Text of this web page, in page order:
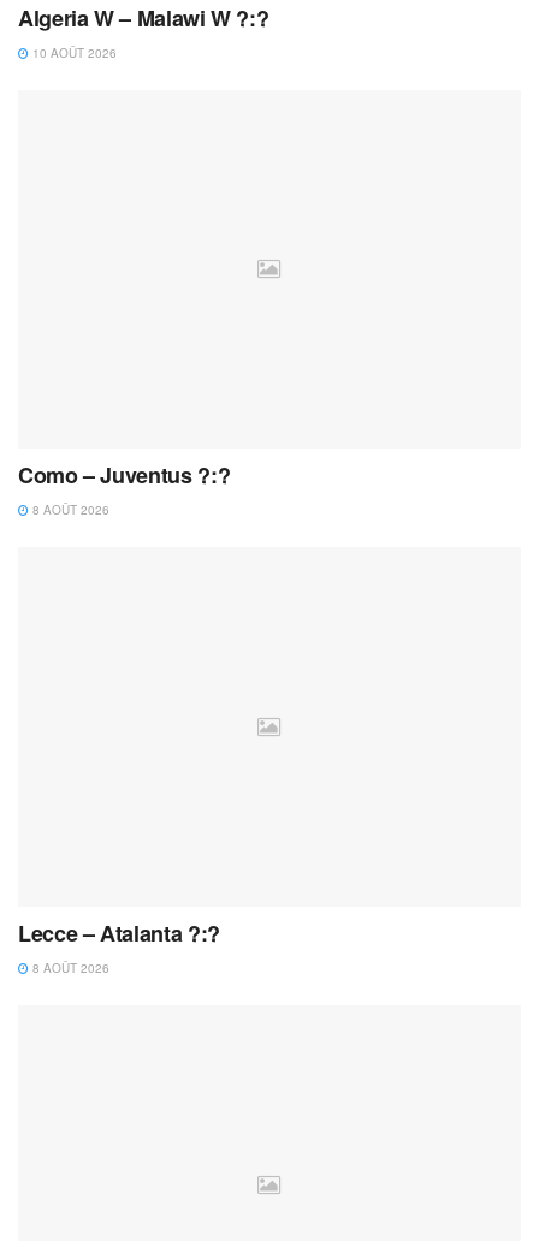
Algeria W – Malawi W ?:?
10 AOÛT 2026
Como – Juventus ?:?
8 AOÛT 2026
Lecce – Atalanta ?:?
8 AOÛT 2026